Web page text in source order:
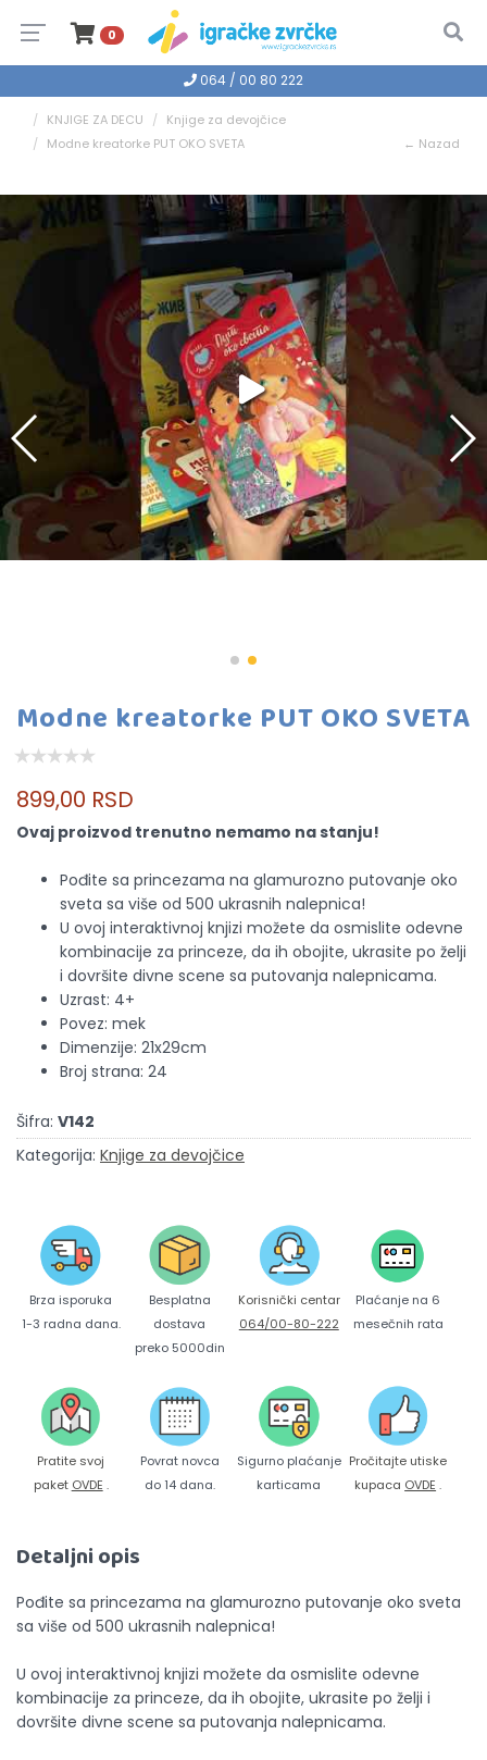
0
064 / 00 80 222
KNJIGE ZA DECU
Knjige za devojčice
Modne kreatorke PUT OKO SVETA
← Nazad
Modne kreatorke PUT OKO SVETA
899,00 RSD
Ovaj proizvod trenutno nemamo na stanju!
Pođite sa princezama na glamurozno putovanje oko
sveta sa više od 500 ukrasnih nalepnica!
U ovoj interaktivnoj knjizi možete da osmislite odevne
kombinacije za princeze, da ih obojite, ukrasite po želji
i dovršite divne scene sa putovanja nalepnicama.
Uzrast: 4+
Povez: mek
Dimenzije: 21x29cm
Broj strana: 24
Šifra: V142
Kategorija: Knjige za devojčice
Brza isporuka
1-3 radna dana.
Besplatna
dostava
preko 5000din
Korisnički centar
064/00-80-222
Plaćanje na 6
mesečnih rata
Pratite svoj
paket OVDE .
Povrat novca
do 14 dana.
Sigurno plaćanje
karticama
Pročitajte utiske
kupaca OVDE .
Detaljni opis
Pođite sa princezama na glamurozno putovanje oko sveta
sa više od 500 ukrasnih nalepnica!
U ovoj interaktivnoj knjizi možete da osmislite odevne
kombinacije za princeze, da ih obojite, ukrasite po želji i
dovršite divne scene sa putovanja nalepnicama.